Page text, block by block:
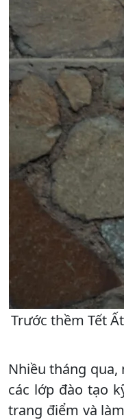
Trước thềm Tết
Nhiều tháng
các lớp đào tạo
trang điểm và